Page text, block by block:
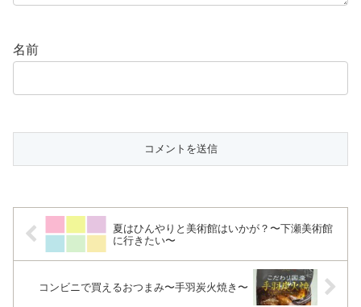
名前
夏はひんやりと美術館はいかが？〜下瀬美術館
に行きたい〜
コンビニで買えるおつまみ〜手羽炭火焼き〜